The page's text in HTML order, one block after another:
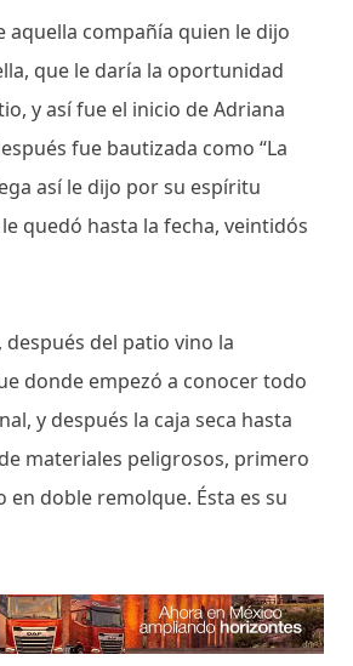
aquella compañía quien le dijo
que le daría la oportunidad
y así fue el inicio de Adriana
fue bautizada como “La
así le dijo por su espíritu
quedó hasta la fecha, veintidós
después del patio vino la
donde empezó a conocer todo
y después la caja seca hasta
materiales peligrosos, primero
en doble remolque. Ésta es su